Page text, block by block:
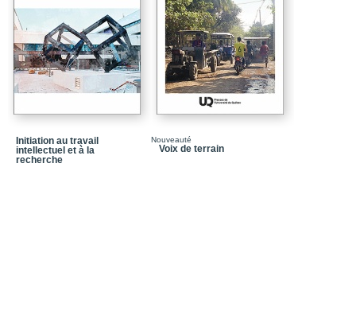
Initiation au travail
intellectuel et à la
recherche
Nouveauté
Voix de terrain